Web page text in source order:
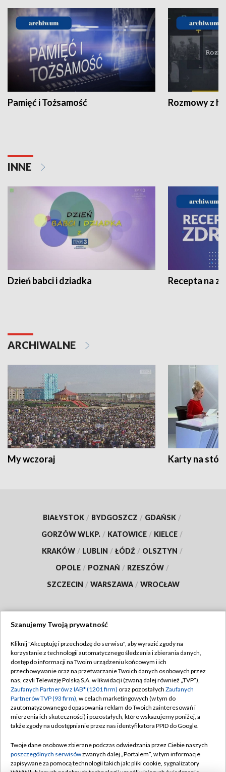
Pamięć i Tożsamość Rozmowy z
INNE
Dzień babci i dziadka Recepta na
ARCHIWALNE
My wczoraj Karty na
BIAŁYSTOK / BYDGOSZCZ / GDAŃSK /
GORZÓW WLKP. / KATOWICE / KIELCE /
KRAKÓW / LUBLIN / ŁÓDŹ / OLSZTYN /
OPOLE / POZNAŃ / RZESZÓW /
SZCZECIN / WARSZAWA / WROCŁAW
TVP
Abonament TVP
Emisja w TVP
Centrum informacji TVP
Naziemna Telewizja Cyfrowa
Rada Programowa
System NOS
Regulamin TVP
Polityka prywatności
Moje zgody
Pomoc
Kontakt
Szanujemy Twoją prywatność
Kliknij "Akceptuję i przechodzę do serwisu", aby wyrazić zgody na
korzystanie z technologii automatycznego śledzenia i zbierania danych,
dostęp do informacji na Twoim urządzeniu końcowym i ich
przechowywanie oraz na przetwarzanie Twoich danych osobowych przez
nas, czyli Telewizję Polską S.A. w likwidacji (zwaną dalej również „TVP”),
Zaufanych Partnerów z IAB* (1201 firm) oraz pozostałych Zaufanych
Partnerów TVP (93 firm), w celach marketingowych (w tym do
zautomatyzowanego dopasowania reklam do Twoich zainteresowań i
mierzenia ich skuteczności) i pozostałych, które wskazujemy poniżej, a
także zgody na udostępnianie przez nas identyfikatora PPID do Google.
Twoje dane osobowe zbierane podczas odwiedzania przez Ciebie naszych
poszczególnych serwisówzwanych dalej „Portalem”, w tym informacje
zapisywane za pomocą technologii takich jak: pliki cookie, sygnalizatory